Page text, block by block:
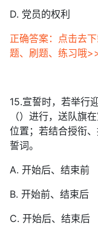
D. 党员的权利
正确答案：点击去
题、刷题、练习哦
15.宣誓时，若举行
（）进行，送队旗
位置；若结合授衔
誓词。
A. 开始后、结束前
B. 开始前、结束后
C. 开始后、结束后